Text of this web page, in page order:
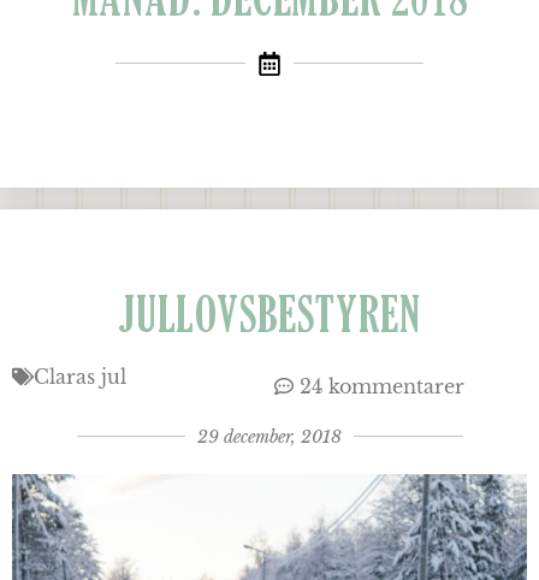
JULLOVSBESTYREN
Claras jul 24 kommentarer
29 december, 2018